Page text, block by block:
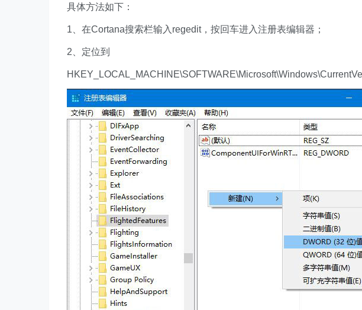
具体方法如下：
1、在Cortana搜索栏输入regedit，按回车进入注册表编辑器；
2、定位到